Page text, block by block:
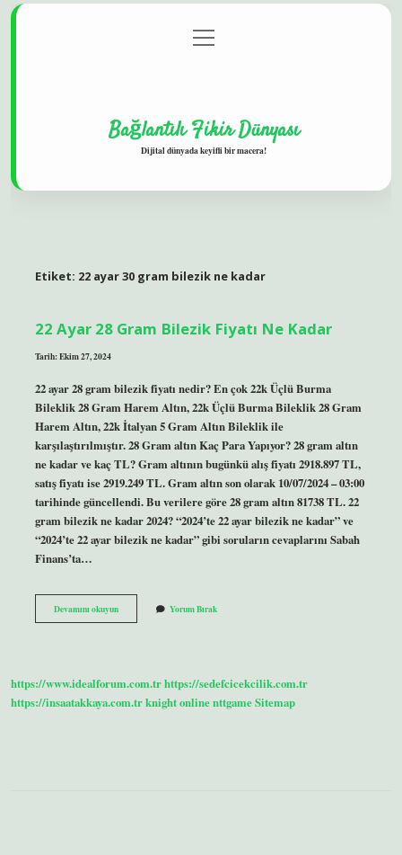
Gizlilik Politikası
menüyü
aç
Bağlantılı Fikir Dünyası
Dijital dünyada keyifli bir macera!
Etiket: 22 ayar 30 gram bilezik ne kadar
22 Ayar 28 Gram Bilezik Fiyatı Ne Kadar
Tarih: Ekim 27, 2024
22 ayar 28 gram bilezik fiyatı nedir? En çok 22k Üçlü Burma
Bileklik 28 Gram Harem Altın, 22k Üçlü Burma Bileklik 28 Gram
Harem Altın, 22k İtalyan 5 Gram Altın Bileklik ile
karşılaştırılmıştır. 28 Gram altın Kaç Para Yapıyor? 28 gram altın
ne kadar ve kaç TL? Gram altının bugünkü alış fiyatı 2918.897 TL,
satış fiyatı ise 2919.249 TL. Gram altın son olarak 10/07/2024 – 03:00
tarihinde güncellendi. Bu verilere göre 28 gram altın 81738 TL. 22
gram bilezik ne kadar 2024? “2024’te 22 ayar bilezik ne kadar” ve
“2024’te 22 ayar bilezik ne kadar” gibi soruların cevaplarını Sabah
Finans’ta…
Devamını okuyun22
Ayar
Ne
Yorum Bırak
https://www.idealforum.com.trhttps://sedefcicekcilik.com.tr
https://insaatakkaya.com.trknight onlinenttgameSitemap